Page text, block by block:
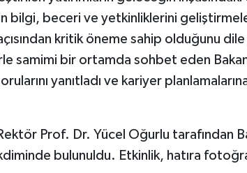
bilgi, beceri ve yetkinliklerini
kritik öneme sahip olduğunu
samimi bir ortamda sohbet eden Bakan
yanıtladı ve kariyer
Prof. Dr. Yücel Oğurlu tarafından
bulunuldu. Etkinlik, hatıra